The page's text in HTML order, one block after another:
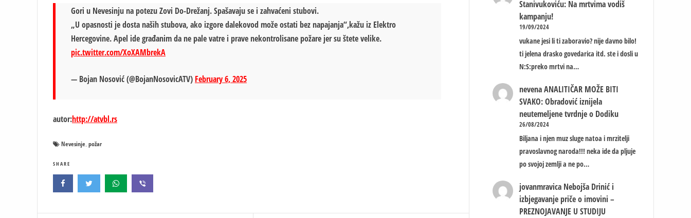
Gori u Nevesinju na potezu Zovi Do-Drežanj. Spašavaju se i zahvaćeni stubovi.
„U opasnosti je dosta naših stubova, ako izgore dalekovod može ostati bez napajanja“,kažu iz Elektro
Hercegovine. Apel ide građanim da ne pale vatre i prave nekontrolisane požare jer su štete velike.
pic.twitter.com/XoXAMbrekA
— Bojan Nosović (@BojanNosovicATV) February 6, 2025
autor:http://atvbl.rs
Nevesinje požar
SHARE
Stanivukoviću: Na mrtvima vodiš
kampanju!
19/09/2024
vukane jesi li ti zaboravio? nije davno bilo!
ti jelena drasko govedarica itd. ste i dosli u
N:S:preko mrtvi na…
nevena ANALITIČAR MOŽE BITI
SVAKO: Obradović iznijela
neutemeljene tvrdnje o Dodiku
26/08/2024
Biljana i njen muz sluge natoa i mrzitelji
pravoslavnog naroda!!! neka ide da pljuje
po svojoj zemlji a ne po…
jovanmravica Nebojša Drinić i
izbjegavanje priče o imovini –
PREZNOJAVANJE U STUDIJU